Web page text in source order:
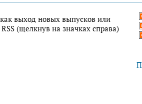
выход новых выпусков или
(щелкнув на значках справа)